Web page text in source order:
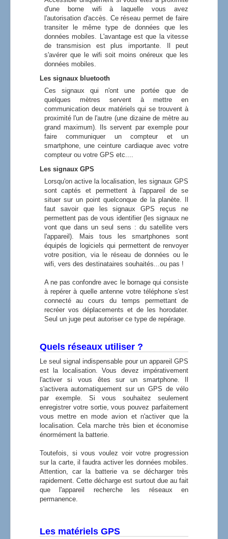
d'une borne wifi à laquelle vous avez
l'autorisation d'accès. Ce réseau permet de faire
transiter le même type de données que les
données mobiles. L'avantage est que la vitesse
de transmision est plus importante. Il peut
s'avérer que le wifi soit moins onéreux que les
données mobiles.
Les signaux bluetooth
Ces signaux qui n'ont une portée que de
quelques mètres servent à mettre en
communication deux matériels qui se trouvent à
proximité l'un de l'autre (une dizaine de mètre au
grand maximum). Ils servent par exemple pour
faire communiquer un compteur et un
smartphone, une ceinture cardiaque avec votre
compteur ou votre GPS etc....
Les signaux GPS
Lorsqu'on active la localisation, les signaux GPS
sont captés et permettent à l'appareil de se
situer sur un point quelconque de la planète. Il
faut savoir que les signaux GPS reçus ne
permettent pas de vous identifier (les signaux ne
vont que dans un seul sens : du satellite vers
l'appareil). Mais tous les smartphones sont
équipés de logiciels qui permettent de renvoyer
votre position, via le réseau de données ou le
wifi, vers des destinataires souhaités...ou pas !
A ne pas confondre avec le bornage qui consiste
à repérer à quelle antenne votre téléphone s'est
connecté au cours du temps permettant de
recréer vos déplacements et de les horodater.
Seul un juge peut autoriser ce type de repérage.
Quels réseaux utiliser ?
Le seul signal indispensable pour un appareil GPS
est la localisation. Vous devez impérativement
l'activer si vous êtes sur un smartphone. Il
s'activera automatiquement sur un GPS de vélo
par exemple. Si vous souhaitez seulement
enregistrer votre sortie, vous pouvez parfaitement
vous mettre en mode avion et n'activer que la
localisation. Cela marche très bien et économise
énormément la batterie.
Toutefois, si vous voulez voir votre progression
sur la carte, il faudra activer les données mobiles.
Attention, car la batterie va se décharger très
rapidement. Cette décharge est surtout due au fait
que l'appareil recherche les réseaux en
permanence.
Les matériels GPS